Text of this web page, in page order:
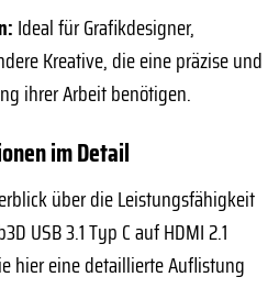
Ideal für Grafikdesigner,
Kreative, die eine präzise und
ihrer Arbeit benötigen.
im Detail
über die Leistungsfähigkeit
USB 3.1 Typ C auf HDMI 2.1
hier eine detaillierte Auflistung